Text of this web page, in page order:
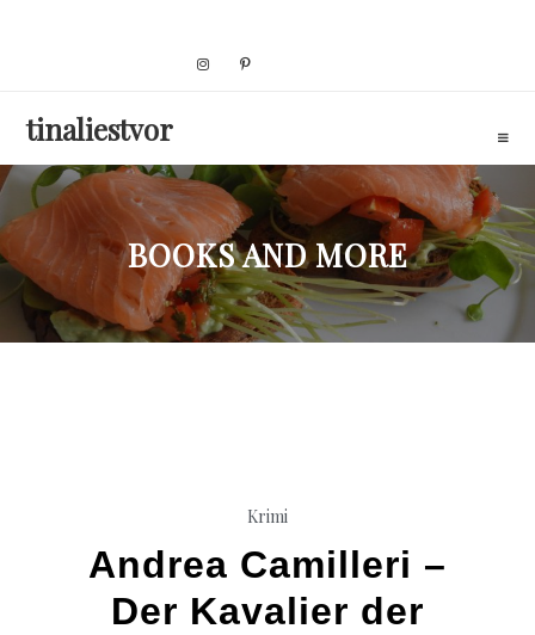
tinaliestvor
BOOKS AND MORE
Krimi
Andrea Camilleri –
Der Kavalier der